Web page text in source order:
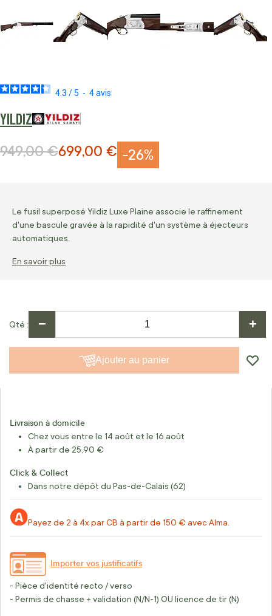
4.3 /5 - 4avis
YILDIZ
-26%
Prix Spécial
699,00 €
Prix normal
949,00 €
Le fusil superposé Yildiz Luxe Plaine associe le raffinement
d'une bascule gravée à la rapidité d'un système à éjecteurs
automatiques.
En savoir plus
Qté − +
Ajouter au panier
Livraison à domicile
Chez vous entre le 14 août et le 16 août
À partir de 25,90 €
Click & Collect
Dans notre dépôt du Pas-de-Calais (62)
Payez de 2 à 4x par CB à partir de 150 € avec Alma.
Importer vos justificatifs
- Pièce d'identité recto / verso
- Permis de chasse + validation (N/N-1) OU licence de tir (N)